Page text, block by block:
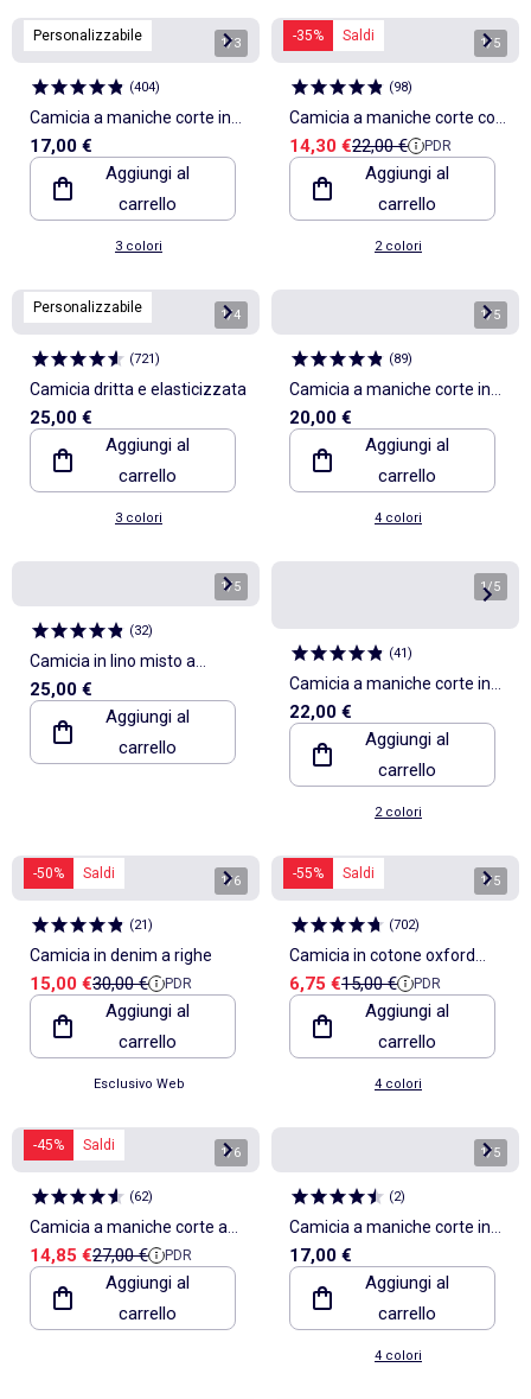
Personalizzabile 1/3
(404)
Camicia a maniche corte in
misto lino
17,00 €
Aggiungi al
carrello
3 colori
-35% Saldi 1/5
(98)
Camicia a maniche corte con
motivo
Prezzo di vendita
14,30 €Prezzo di riferimento
22,00 € PDR
Aggiungi al
carrello
2 colori
Personalizzabile 1/4
(721)
Camicia dritta e elasticizzata
25,00 €
Aggiungi al
carrello
3 colori
1/5
(89)
Camicia a maniche corte in
maglia fantasia
20,00 €
Aggiungi al
carrello
4 colori
1/5
(32)
Camicia in lino misto a
maniche corte
25,00 €
Aggiungi al
carrello
1/5
(41)
Camicia a maniche corte in
maglia fantasia con ricami
22,00 €
Aggiungi al
carrello
2 colori
-50% Saldi 1/6
(21)
Camicia in denim a righe
Prezzo di vendita
15,00 €Prezzo di riferimento
30,00 € PDR
Aggiungi al
carrello
Esclusivo Web
-55% Saldi 1/5
(702)
Camicia in cotone oxford
regular fit
Prezzo di vendita
6,75 €Prezzo di riferimento
15,00 € PDR
Aggiungi al
carrello
4 colori
-45% Saldi 1/6
(62)
Camicia a maniche corte a
righe
Prezzo di vendita
14,85 €Prezzo di riferimento
27,00 € PDR
Aggiungi al
carrello
1/5
(2)
Camicia a maniche corte in
misto lino
17,00 €
Aggiungi al
carrello
4 colori